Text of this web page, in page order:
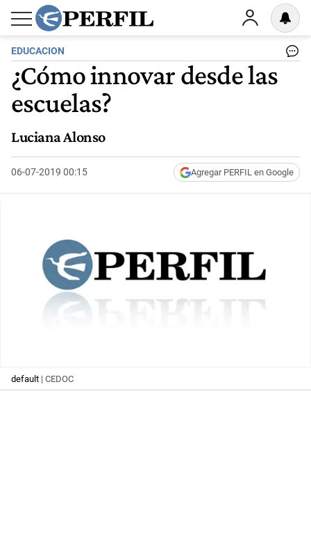
EDUCACION
¿Cómo innovar desde las
escuelas?
Luciana Alonso
06-07-2019 00:15 Agregar PERFIL en Google
default | CEDOC